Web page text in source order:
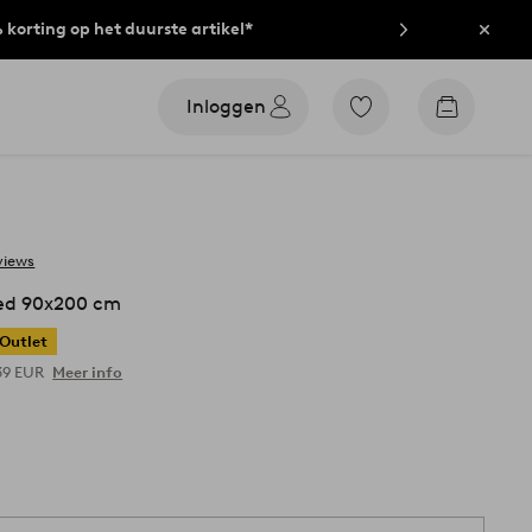
korting op het duurste artikel*
Inloggen
Ga
Go
90x200 cm
Outlet
EUR Meer info